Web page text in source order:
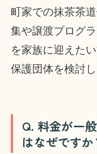
町家での抹茶茶
集や譲渡プログ
を家族に迎えた
保護団体を検討し
Q. 料金が一
はなぜですか